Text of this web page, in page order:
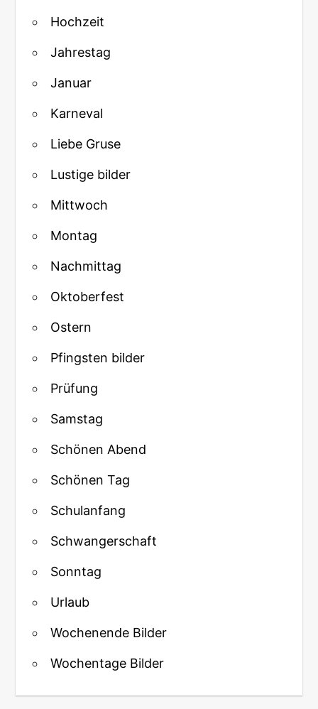
Hochzeit
Jahrestag
Januar
Karneval
Liebe Gruse
Lustige bilder
Mittwoch
Montag
Nachmittag
Oktoberfest
Ostern
Pfingsten bilder
Prüfung
Samstag
Schönen Abend
Schönen Tag
Schulanfang
Schwangerschaft
Sonntag
Urlaub
Wochenende Bilder
Wochentage Bilder